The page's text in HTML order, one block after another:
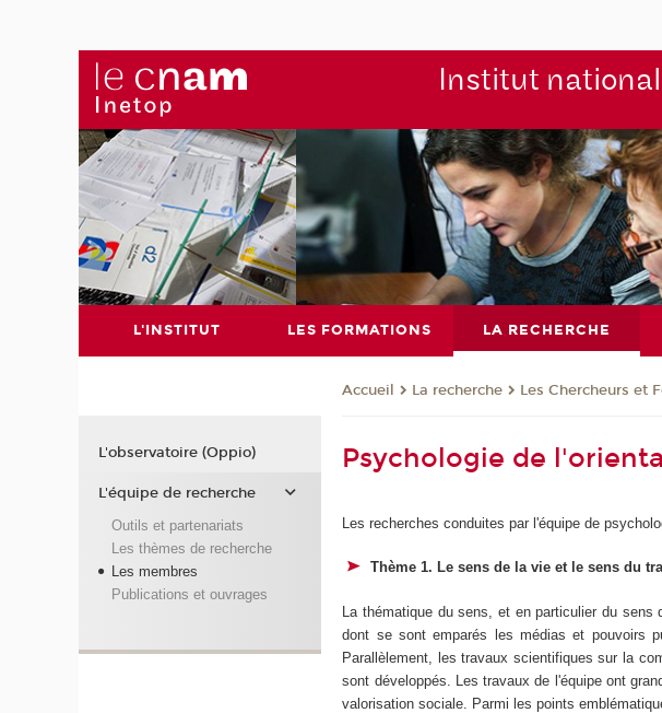
Institut
L'INSTITUT LES FORMATIONS LA RECHERCHE
Accueil La recherche Les Chercheurs et
Psychologie de
Les recherches conduites par l'équipe de
Thème 1. Le sens de la vie et le sens du
La thématique du sens, et en particulier du
dont se sont emparés les médias et pouvoirs
Parallèlement, les travaux scientifiques sur la
sont développés. Les travaux de l'équipe ont
valorisation sociale. Parmi les points
L'observatoire (Oppio)
L'équipe de recherche
Outils et partenariats
Les thèmes de recherche
Les membres
Publications et ouvrages